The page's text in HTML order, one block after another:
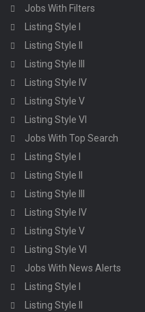
Jobs With Filters
Listing Style I
Listing Style II
Listing Style III
Listing Style IV
Listing Style V
Listing Style VI
Jobs With Top Search
Listing Style I
Listing Style II
Listing Style III
Listing Style IV
Listing Style V
Listing Style VI
Jobs With News Alerts
Listing Style I
Listing Style II